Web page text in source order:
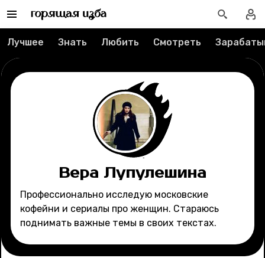
Редакция
Реклама
Спецпроекты
Мерч
О компании
Лучшее Знать Любить Смотреть
Вера Лупулешина
Профессионально исследую московские
кофейни и сериалы про женщин. Стараюсь
поднимать важные темы в своих текстах.